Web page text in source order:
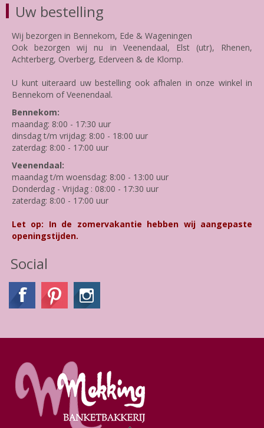
Uw bestelling
Wij bezorgen in Bennekom, Ede & Wageningen
Ook bezorgen wij nu in Veenendaal, Elst (utr), Rhenen,
Achterberg, Overberg, Ederveen & de Klomp.
U kunt uiteraard uw bestelling ook afhalen in onze winkel in
Bennekom of Veenendaal.
Bennekom:
maandag: 8:00 - 17:30 uur
dinsdag t/m vrijdag: 8:00 - 18:00 uur
zaterdag: 8:00 - 17:00 uur
Veenendaal:
maandag t/m woensdag: 8:00 - 13:00 uur
Donderdag - Vrijdag : 08:00 - 17:30 uur
zaterdag: 8:00 - 17:00 uur
Let op: In de zomervakantie hebben wij aangepaste
openingstijden.
Social